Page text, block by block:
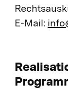
E-Mail: